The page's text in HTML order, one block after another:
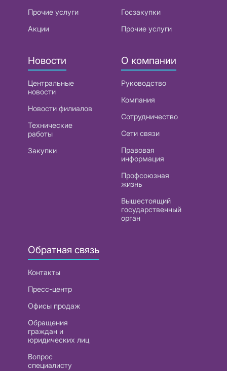
Прочие услуги
Акции
Госзакупки
Прочие услуги
Новости
Центральные
новости
Новости филиалов
Технические
работы
Закупки
О компании
Руководство
Компания
Сотрудничество
Сети связи
Правовая
информация
Профсоюзная
жизнь
Вышестоящий
государственный
орган
Обратная связь
Контакты
Пресс-центр
Офисы продаж
Обращения
граждан и
юридических лиц
Вопрос
специалисту